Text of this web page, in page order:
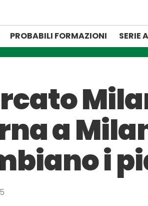
PROBABILI FORMAZIONI SERIE A
a
i